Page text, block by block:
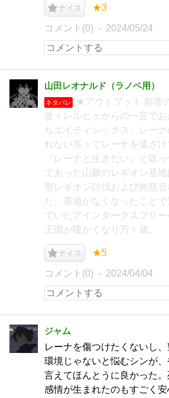
ナイス ★3
コメント(0) 2024/05/24
山田レオナルド（ラノベ用）
ネタバレ
★アウトプット 前巻
攻＋レルヒェからの一言で
ちエイティシックス。レー
れない等々でレーナを遠ざ
『レーナと生きたい』と吹
であった山脈のレギオン基
型レギオン討伐および無慈
た。基地がなくなったこと
ていたアインタークスフリ
王国が暖かくなり万々歳。
ナイス ★5
コメント(0) 2024/04/04
ジャム
レーナを傷つけたくないし
環境じゃないと悩むシンが
言えてほんとうに良かった
感情が生まれたのもすごく安